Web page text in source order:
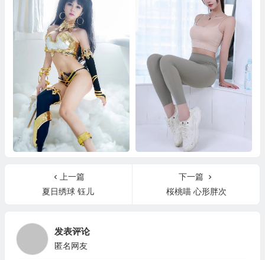
上一篇
夏日绣球 钰儿
下一篇
桜桃喵 心形胖次
发表评论
匿名网友